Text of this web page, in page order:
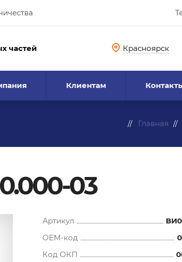
частей Красноярск
Клиентам
Главная
03
Артикул
OEM-код
Код ОКП